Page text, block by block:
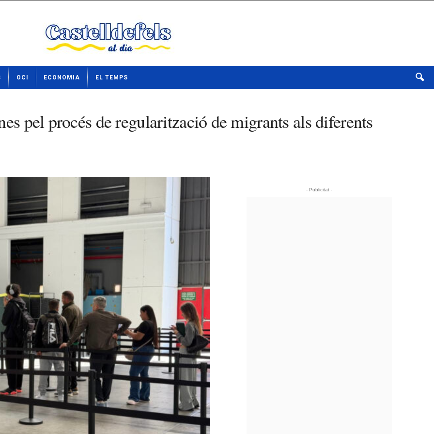
OCI ECONOMIA EL TEMPS
pel procés de regularització de migrants als diferents
- Publicitat -